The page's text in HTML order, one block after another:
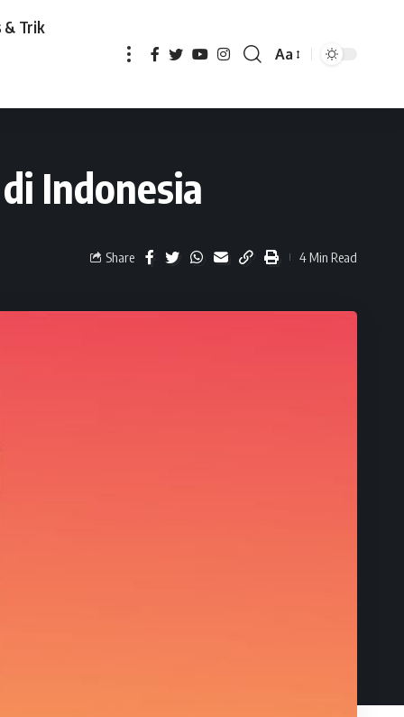
& Trik
Aa
Indonesia
Share 4 Min Read